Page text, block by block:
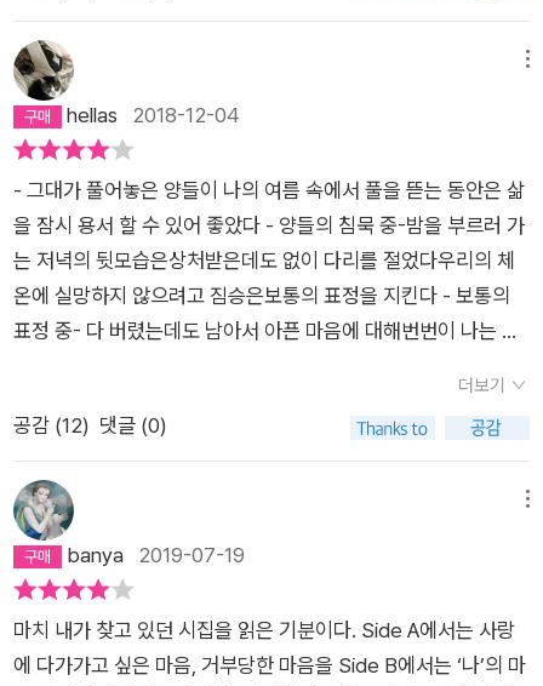
hellas 2018-12-04
- 그대가 풀어놓은 양들이 나의 여름 속에서 풀을 뜯는 동안은 삶
을 잠시 용서 할 수 있어 좋았다 - 양들의 침묵 중-밤을 부르러 가
는 저녁의 뒷모습은상처받은데도 없이 다리를 절었다우리의 체
온에 실망하지 않으려고 짐승은보통의 표정을 지킨다 - 보통의
표정 중- 다 버렸는데도 남아서 아픈 마음에 대해번번이 나는 의
무렇지 않게 정말 아무렇지도 않게털을 고르고 있다, 결백한 피조
물의 모습으로 - 악마인가 슬픔인가 중마음의 방황, 정처없어, 어
서 좋았다.2018. dec.
더보기
공감 (12) 댓글 (0)
banya 2019-07-19
마치 내가 찾고 있던 시집을 읽은 기분이다. Side A에서는 사랑
에 다가가고 싶은 마음, 거부당한 마음을 Side B에서는 ‘나’의 마